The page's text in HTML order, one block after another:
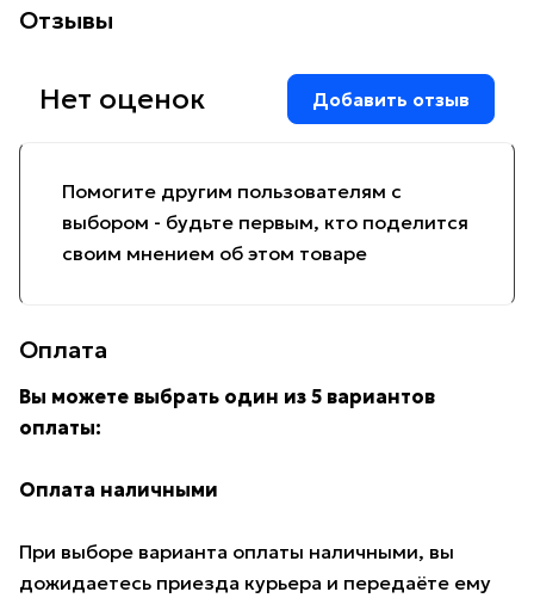
Отзывы
Помогите другим пользователям с
выбором - будьте первым, кто поделится
своим мнением об этом товаре
Нет оценок Добавить отзыв
Оплата
Вы можете выбрать один из 5 вариантов
оплаты:
Оплата наличными
При выборе варианта оплаты наличными, вы
дожидаетесь приезда курьера и передаёте ему